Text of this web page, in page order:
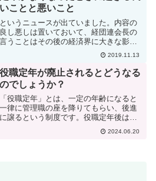
い労働力不足です。若い新...
いことと悪いこと
というニュースが出ていました。内容の
良し悪しは置いておいて、経団連会長の
言うことはその後の経済界に大きな影響
を与えますからね。さて、今回経団連会
長は、「定年という概念がなくなってい
く」と言いました。もし、定年がなくな
ったら、実際問題としてど...
2019.11.13
役職定年が廃止されるとどうなる
のでしょうか？
「役職定年」とは、一定の年齢になると
一律に管理職の座を降りてもらい、後進
に譲るという制度です。役職定年後は平
社員に戻るので、当然給与も下がりま
す。この制度は、歳を取った管理職がい
2024.06.20